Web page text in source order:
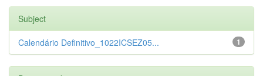
Subject
1
Calendário Definitivo_1022ICSEZ05...